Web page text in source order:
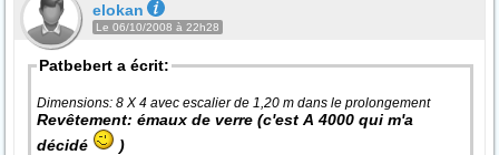
elokan
Le 06/10/2008 à 22h28
Patbebert a écrit:
Dimensions: 8 X 4 avec escalier de 1,20 m dans le prolongement
Revêtement: émaux de verre (c'est A 4000 qui m'a
décidé
)